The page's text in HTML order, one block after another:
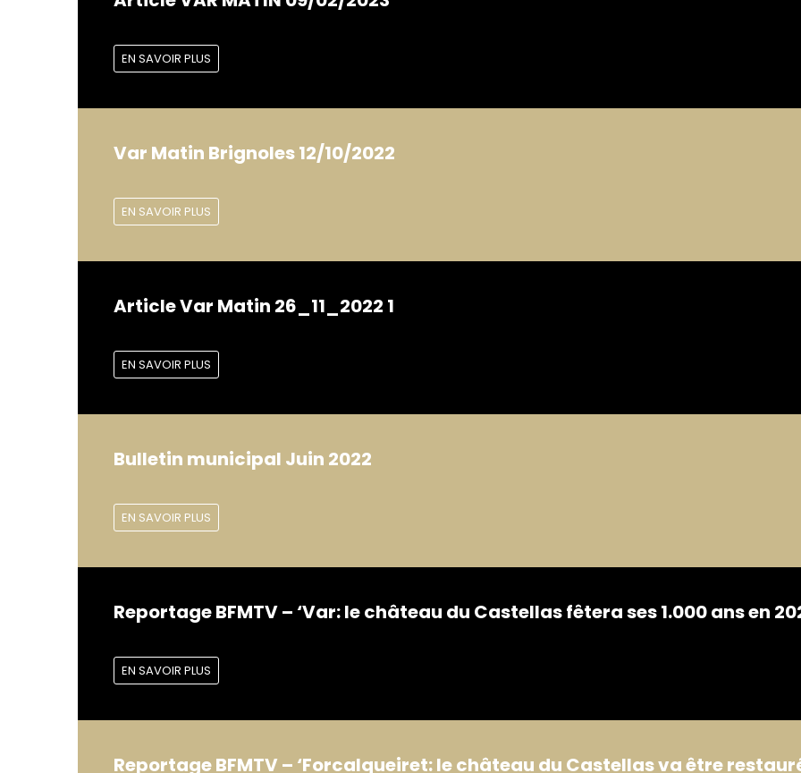
EN SAVOIR PLUS
Var Matin Brignoles 12/10/2022
EN SAVOIR PLUS
Article Var Matin 26_11_2022 1
EN SAVOIR PLUS
Bulletin municipal Juin 2022
EN SAVOIR PLUS
Reportage BFMTV – ‘Var: le château du Castellas fêtera ses 1.000 ans en
EN SAVOIR PLUS
Reportage BFMTV – ‘Forcalqueiret: le château du Castellas va être